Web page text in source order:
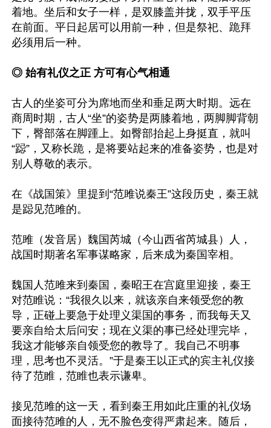
着地。坐后和女子一样，是双膝盖并拢，双手平压
在前面。平日起居可以用前一种，但是祭祀、跪拜
必须用后一种。
◎ 始有礼仪之正 方可有心气相通
古人的坐姿可分为席地而坐和垂足两大时期。远在
商周时期，古人“坐”的姿势是两膝着地，两脚脚背朝
下，臀部落在脚踵上。如臀部抬起上身挺直，就叫
“跽”，又称长跪，是将要站起来的准备姿势，也是对
别人尊敬的表示。
在《战国策》里提到“范雎说秦王”这段历史，秦王就
是跽见范雎的。
范雎（发音居）魏国芮城（今山西省芮城县）人，
战国时期著名军事谋略家，后来成为秦国宰相。
魏国人范雎来到秦国，秦昭王在宫庭里迎接，秦王
对范睢说：“我很久以来，就该亲自来领受您的教
导，正碰上要急于处理义渠国的事务，而我每天又
要亲自给太后问安；现在义渠的事已经处理完毕，
我这才能够亲自领受您的教导了。我自己不明事
理，思考也不灵活。”于是秦王以正式的宾主礼仪接
待了范睢，范睢也表示谦卑。
接见范雎的这一天，看到秦王用如此庄重的礼仪场
面接待范雎的人，无不脸色变得严肃起来。随后，